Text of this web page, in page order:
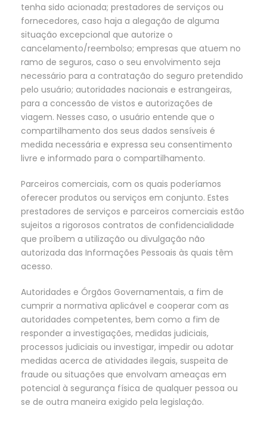
tenha sido acionada; prestadores de serviços ou
fornecedores, caso haja a alegação de alguma
situação excepcional que autorize o
cancelamento/reembolso; empresas que atuem no
ramo de seguros, caso o seu envolvimento seja
necessário para a contratação do seguro pretendido
pelo usuário; autoridades nacionais e estrangeiras,
para a concessão de vistos e autorizações de
viagem. Nesses caso, o usuário entende que o
compartilhamento dos seus dados sensíveis é
medida necessária e expressa seu consentimento
livre e informado para o compartilhamento.
Parceiros comerciais, com os quais poderíamos
oferecer produtos ou serviços em conjunto. Estes
prestadores de serviços e parceiros comerciais estão
sujeitos a rigorosos contratos de confidencialidade
que proíbem a utilização ou divulgação não
autorizada das Informações Pessoais às quais têm
acesso.
Autoridades e Órgãos Governamentais, a fim de
cumprir a normativa aplicável e cooperar com as
autoridades competentes, bem como a fim de
responder a investigações, medidas judiciais,
processos judiciais ou investigar, impedir ou adotar
medidas acerca de atividades ilegais, suspeita de
fraude ou situações que envolvam ameaças em
potencial à segurança física de qualquer pessoa ou
se de outra maneira exigido pela legislação.